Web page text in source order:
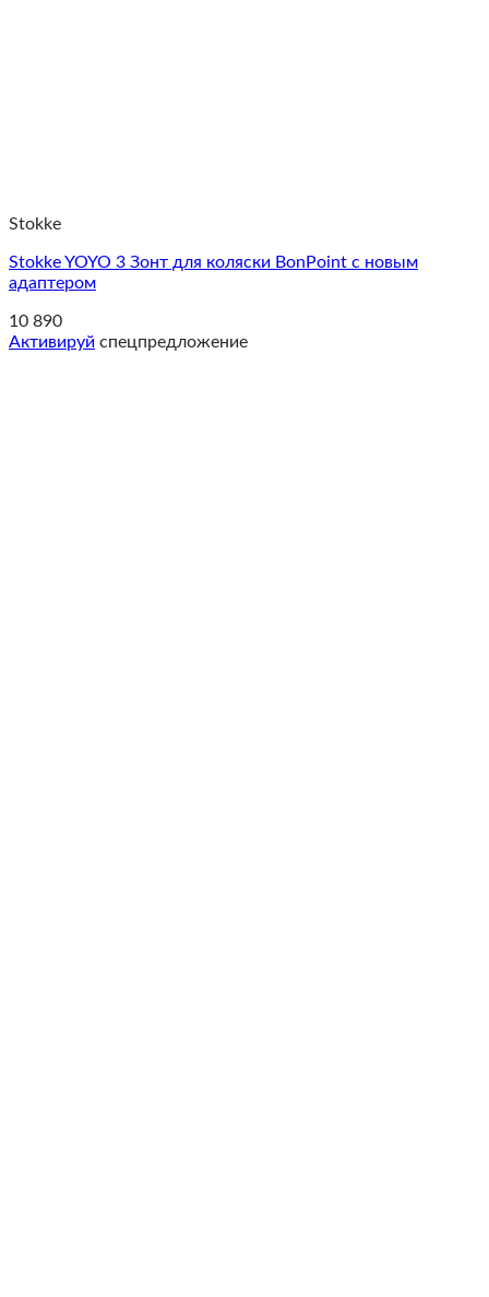
Stokke
Stokke YOYO 3 Зонт для коляски BonPoint с новым
адаптером
10 890
Активируй спецпредложение